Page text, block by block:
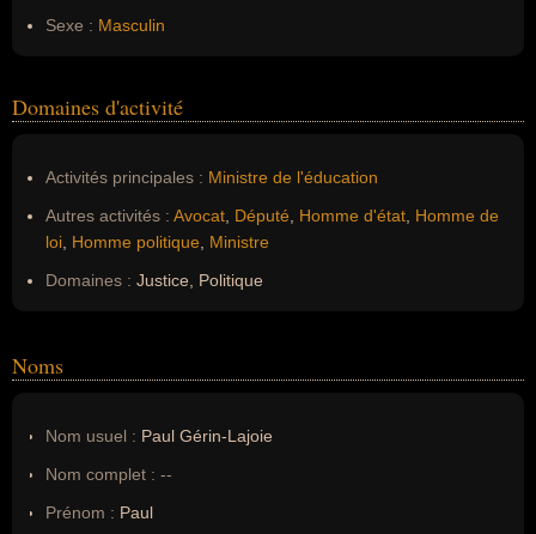
Sexe : Masculin
Domaines d'activité
Activités principales : Ministre de l'éducation
Autres activités : Avocat Député Homme d'état Homme de
loi Homme politique
Ministre
Domaines : Justice, Politique
Noms
Nom usuel : Paul Gérin-Lajoie
Nom complet : --
Prénom : Paul